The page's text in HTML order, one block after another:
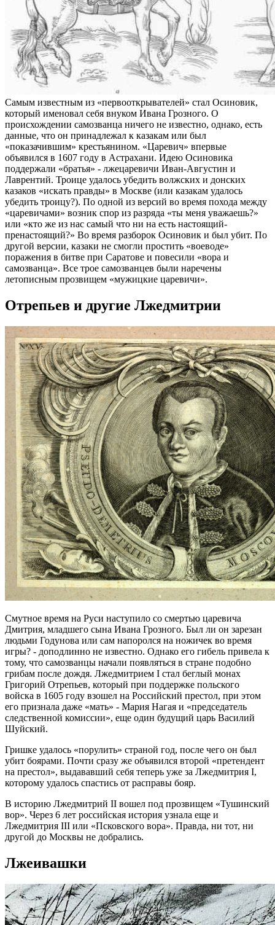
Самым известным из «первооткрывателей» стал Осиновик,
который именовал себя внуком Ивана Грозного. О
происхождении самозванца ничего не известно, однако, есть
данные, что он принадлежал к казакам или был
«показачившим» крестьянином. «Царевич» впервые
объявился в 1607 году в Астрахани. Идею Осиновика
поддержали «братья» - лжецаревичи Иван-Августин и
Лаврентий. Троице удалось убедить волжских и донских
казаков «искать правды» в Москве (или казакам удалось
убедить троицу?). По одной из версий во время похода между
«царевичами» возник спор из разряда «ты меня уважаешь?»
или «кто же из нас самый что ни на есть настоящий-
пренастоящий?» Во время разборок Осиновик и был убит. По
другой версии, казаки не смогли простить «воеводе»
поражения в битве при Саратове и повесили «вора и
самозванца». Все трое самозванцев были наречены
летописным прозвищем «мужицкие царевичи».
Отрепьев и другие Лжедмитрии
Смутное время на Руси наступило со смертью царевича
Дмитрия, младшего сына Ивана Грозного. Был ли он зарезан
людьми Годунова или сам напоролся на ножичек во время
игры? - доподлинно не известно. Однако его гибель привела к
тому, что самозванцы начали появляться в стране подобно
грибам после дождя. Лжедмитрием I стал беглый монах
Григорий Отрепьев, который при поддержке польского
войска в 1605 году взошел на Российский престол, при этом
его признала даже «мать» - Мария Нагая и «председатель
следственной комиссии», еще один будущий царь Василий
Шуйский.
Гришке удалось «порулить» страной год, после чего он был
убит боярами. Почти сразу же объявился второй «претендент
на престол», выдававший себя теперь уже за Лжедмитрия I,
которому удалось спастись от расправы бояр.
В историю Лжедмитрий II вошел под прозвищем «Тушинский
вор». Через 6 лет российская история узнала еще и
Лжедмитрия III или «Псковского вора». Правда, ни тот, ни
другой до Москвы не добрались.
Лжеивашки